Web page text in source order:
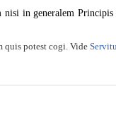
nisi in generalem
quis potest cogi. Vide